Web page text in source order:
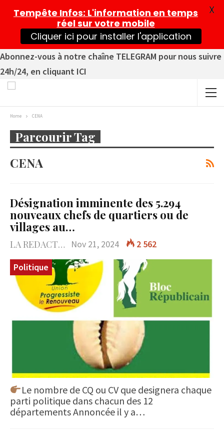
Abonnez-vous à notre chaîne TELEGRAM pour nous suivre
24h/24, en cliquant ICI
Home CENA
Parcourir Tag
CENA
Désignation imminente des 5.294
nouveaux chefs de quartiers ou de
villages au…
LA REDACTION Nov 21, 2024
2 562
Politique
Le nombre de CQ ou CV que designera chaque
parti politique dans chacun des 12
départements Annoncée il y a…
Tempête Infos: L'information en temps
réel sur votre mobile
Cliquer ici pour installer l'application
X